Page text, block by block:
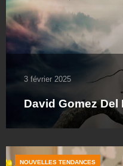
3 février 2025
David Gomez
NOUVELLES TENDANCES